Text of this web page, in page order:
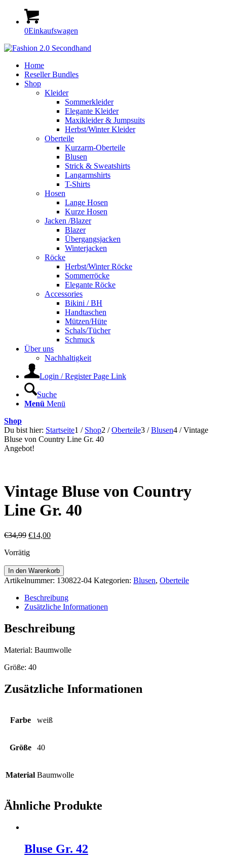
0Einkaufswagen
Home
Reseller Bundles
Shop
Kleider
Sommerkleider
Elegante Kleider
Maxikleider & Jumpsuits
Herbst/Winter Kleider
Oberteile
Kurzarm-Oberteile
Blusen
Strick & Sweatshirts
Langarmshirts
T-Shirts
Hosen
Lange Hosen
Kurze Hosen
Jacken /Blazer
Blazer
Übergangsjacken
Winterjacken
Röcke
Herbst/Winter Röcke
Sommerröcke
Elegante Röcke
Accessories
Bikini / BH
Handtaschen
Mützen/Hüte
Schals/Tücher
Schmuck
Über uns
Nachhaltigkeit
Login / Register Page Link
Suche
Menü Menü
Shop
Du bist hier: Startseite1 / Shop2 / Oberteile3 / Blusen4 / Vintage
Bluse von Country Line Gr. 40
Angebot!
Vintage Bluse von Country
Line Gr. 40
€34,99 Ursprünglicher
war:
€14,00Aktueller
Vorrätig
Vintage
Bluse
Country
Line
40
Menge
In den Warenkorb
Artikelnummer: 130822-04 Kategorien: Blusen, Oberteile
Beschreibung
Zusätzliche Informationen
Beschreibung
Material: Baumwolle
Größe: 40
Zusätzliche Informationen
Farbe weiß
Größe 40
Material Baumwolle
Ähnliche Produkte
Bluse Gr. 42